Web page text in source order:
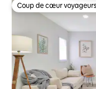
Coup de cœur voyageurs
Coup de cœur voyageurs